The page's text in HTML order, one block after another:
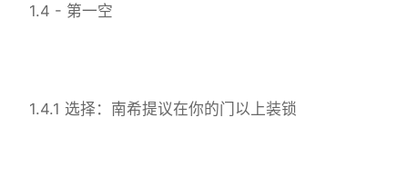
1.4 - 第一空
1.4.1 选择：南希提议在你的门以上装锁